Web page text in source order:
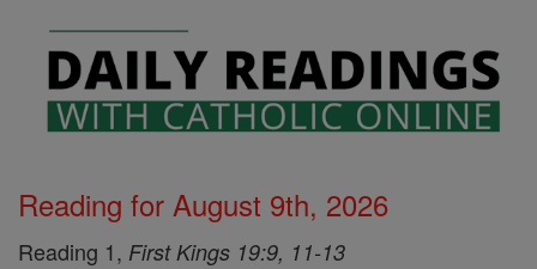
Reading for August 9th, 2026
Reading 1, First Kings 19:9, 11-13